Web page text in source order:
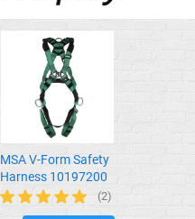
MSA V-Form Safety
Harness 10197200
(2)